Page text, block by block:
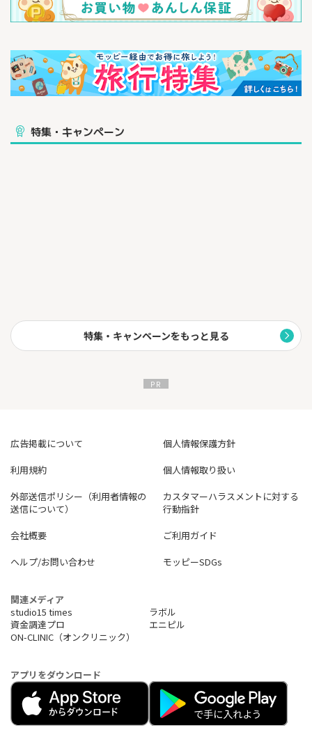
特集・キャンペーン
特集・キャンペーンをもっと見る
広告掲載について
個人情報保護方針
利用規約
個人情報取り扱い
外部送信ポリシー（利用者情報の
送信について）
カスタマーハラスメントに対する
行動指針
会社概要
ご利用ガイド
ヘルプ/お問い合わせ
モッピーSDGs
関連メディア
studio15 times
ラボル
資金調達プロ
エニピル
ON-CLINIC（オンクリニック）
アプリをダウンロード